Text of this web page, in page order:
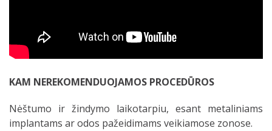
KAM NEREKOMENDUOJAMOS PROCEDŪROS
Nėštumo ir žindymo laikotarpiu, esant metaliniams
implantams ar odos pažeidimams veikiamose zonose.